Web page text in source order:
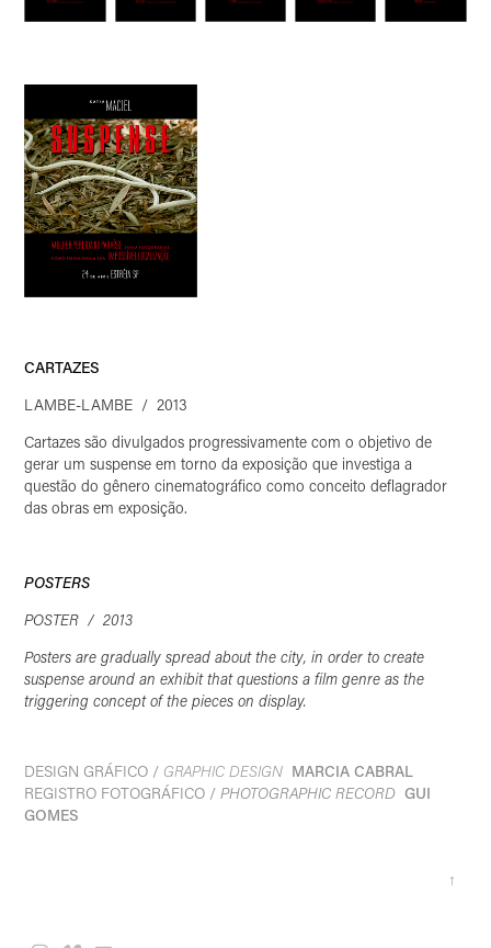
CARTAZES
LAMBE-LAMBE / 2013
Cartazes são divulgados progressivamente com o objetivo de
gerar um suspense em torno da exposição que investiga a
questão do gênero cinematográfico como conceito deflagrador
das obras em exposição.
POSTERS
POSTER / 2013
Posters are gradually spread about the city, in order to create
suspense around an exhibit that questions a film genre as the
triggering concept of the pieces on display.
DESIGN GRÁFICO / GRAPHIC DESIGN MARCIA CABRAL
REGISTRO FOTOGRÁFICO /PHOTOGRAPHIC RECORDGUI
GOMES
↑